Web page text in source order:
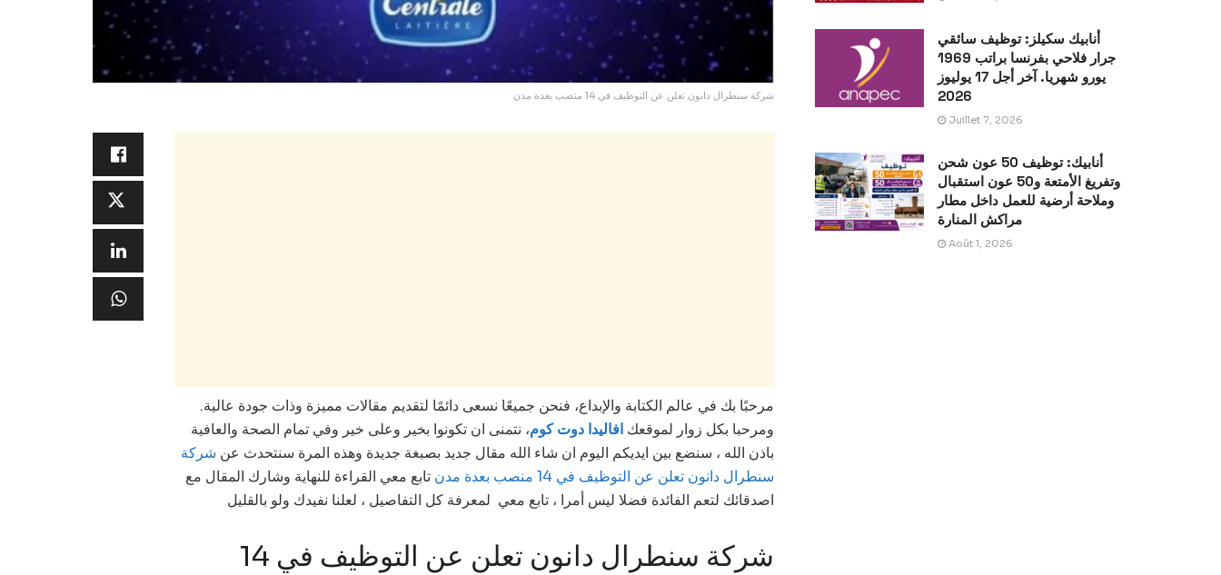
شركة سنطرال دانون تعلن عن التوظيف في 14 منصب بعدة مدن
مرحبًا بك في عالم الكتابة والإبداع، فنحن جميعًا نسعى دائمًا لتقديم مقالات مميزة وذات جودة عالية.
ومرحبا بكل زوار لموقعك افاليدا دوت كوم، نتمنى ان تكونوا بخير وعلى خير وفي تمام الصحة والعافية
باذن الله ، سنضع بين ايديكم اليوم ان شاء الله مقال جديد بصبغة جديدة وهذه المرة سنتحدث عن شركة
سنطرال دانون تعلن عن التوظيف في 14 منصب بعدة مدن
تابع معي القراءة للنهاية وشارك المقال مع
اصدقائك لتعم الفائدة فضلا ليس أمرا ، تابع معي لمعرفة كل التفاصيل ، لعلنا نفيدك ولو بالقليل
شركة سنطرال دانون تعلن عن التوظيف في 14
أنابيك سكيلز: توظيف سائقي
جرار فلاحي بفرنسا براتب 1969
يورو شهريا. آخر أجل 17 يوليوز
2026
Juillet 7, 2026
أنابيك: توظيف 50 عون شحن
وتفريغ الأمتعة و50 عون استقبال
وملاحة أرضية للعمل داخل مطار
مراكش المنارة
Août 1, 2026